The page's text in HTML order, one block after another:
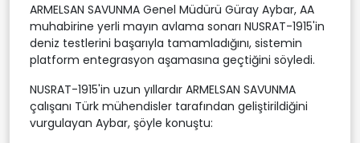
ARMELSAN SAVUNMA Genel Müdürü Güray Aybar, AA
muhabirine yerli mayın avlama sonarı NUSRAT-1915'in
deniz testlerini başarıyla tamamladığını, sistemin
platform entegrasyon aşamasına geçtiğini söyledi.
NUSRAT-1915'in uzun yıllardır ARMELSAN SAVUNMA
çalışanı Türk mühendisler tarafından geliştirildiğini
vurgulayan Aybar, şöyle konuştu: